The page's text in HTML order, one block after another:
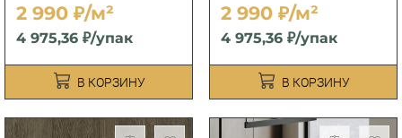
2 990 ₽/м²
4 975,36 ₽/упак
В КОРЗИНУ
2 990 ₽/м²
4 975,36 ₽/упак
В КОРЗИНУ